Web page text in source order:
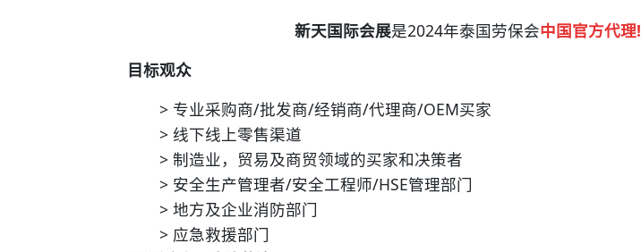
新天国际会展是2024年泰国劳保会中国官方代理!
目标观众
> 专业采购商/批发商/经销商/代理商/OEM买家
> 线下线上零售渠道
> 制造业，贸易及商贸领域的买家和决策者
> 安全生产管理者/安全工程师/HSE管理部门
> 地方及企业消防部门
> 应急救援部门